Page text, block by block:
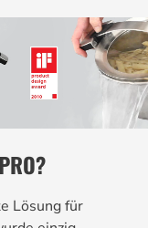
Lösung für